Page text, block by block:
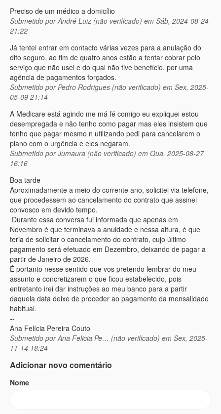
Preciso de um médico a domicílio
Submetido porAndré Luiz (não verificado) em Sáb, 2024-08-24
21:22
Já tentei entrar em contacto várias vezes para a anulação do
dito seguro, ao fim de quatro anos estão a tentar cobrar pelo
serviço que não usei e do qual não tive benefício, por uma
agência de pagamentos forçados.
Submetido porPedro Rodrigues (não verificado) em Sex, 2025-
05-09 21:14
A Medicare está agindo me má fé comigo eu expliquei estou
desempregada e não tenho como pagar mas eles insistem que
tenho que pagar mesmo n utilizando pedi para cancelarem o
plano com o urgência e eles negaram.
Submetido porJumaura (não verificado) em Qua, 2025-08-27
16:16
Boa tarde
Aproximadamente a meio do corrente ano, solicitei via telefone,
que procedessem ao cancelamento do contrato que assinei
convosco em devido tempo.
Durante essa conversa fui informada que apenas em
Novembro é que terminava a anuidade e nessa altura, é que
teria de solicitar o cancelamento do contrato, cujo último
pagamento será efetuado em Dezembro, deixando de pagar a
partir de Janeiro de 2026.
É portanto nesse sentido que vos pretendo lembrar do meu
assunto e concretizarem o que ficou estabelecido, pois
entretanto irei dar instruções ao meu banco para a partir
daquela data deixe de proceder ao pagamento da mensalidade
habitual.
--
Ana Felícia Pereira Couto
Submetido porAna Felicia Pe… (não verificado) em Sex, 2025-
11-14 18:24
Adicionar novo comentário
Nome